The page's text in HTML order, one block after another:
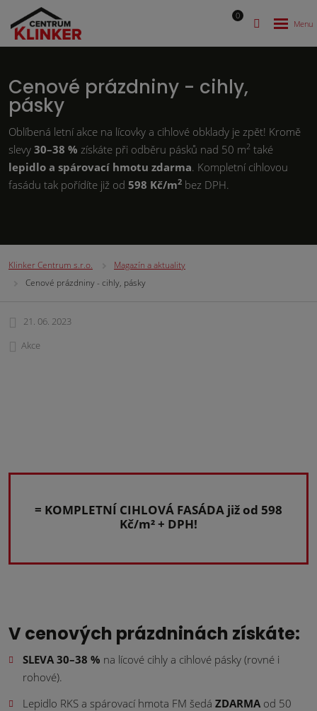
0
Cenové prázdniny - cihly,
pásky
Oblíbená letní akce na lícovky a cihlové obklady je zpět! Kromě
slevy 30–38 % získáte při odběru pásků nad 50 m2 také
lepidlo a spárovací hmotu zdarma. Kompletní cihlovou
fasádu tak pořídíte již od 598 Kč/m2 bez DPH.
Klinker Centrum s.r.o.
Magazín a aktuality
Cenové prázdniny - cihly, pásky
21. 06. 2023
Akce
= KOMPLETNÍ CIHLOVÁ FASÁDA již od 598
Kč/m² + DPH!
V cenových prázdninách získáte:
SLEVA 30–38 % na lícové cihly a cihlové pásky (rovné i
rohové).
Lepidlo RKS a spárovací hmota FM šedá ZDARMA od 50